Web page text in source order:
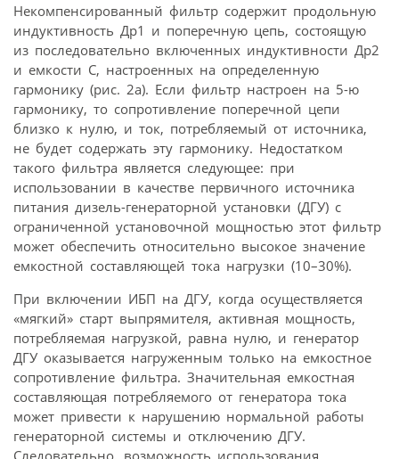
Некомпенсированный фильтр содержит продольную
индуктивность Др1 и поперечную цепь, состоящую
из последовательно включенных индуктивности Др2
и емкости С, настроенных на определенную
гармонику (рис. 2а). Если фильтр настроен на 5-ю
гармонику, то сопротивление поперечной цепи
близко к нулю, и ток, потребляемый от источника,
не будет содержать эту гармонику. Недостатком
такого фильтра является следующее: при
использовании в качестве первичного источника
питания дизель-генераторной установки (ДГУ) с
ограниченной установочной мощностью этот фильтр
может обеспечить относительно высокое значение
емкостной составляющей тока нагрузки (10–30%).
При включении ИБП на ДГУ, когда осуществляется
«мягкий» старт выпрямителя, активная мощность,
потребляемая нагрузкой, равна нулю, и генератор
ДГУ оказывается нагруженным только на емкостное
сопротивление фильтра. Значительная емкостная
составляющая потребляемого от генератора тока
может привести к нарушению нормальной работы
генераторной системы и отключению ДГУ.
Следовательно, возможность использования